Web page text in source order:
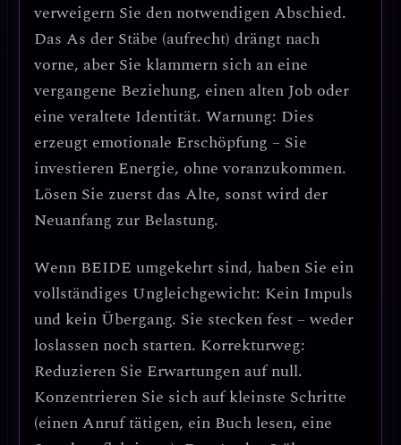
verweigern Sie den notwendigen Abschied.
Das As der Stäbe (aufrecht) drängt nach
vorne, aber Sie klammern sich an eine
vergangene Beziehung, einen alten Job oder
eine veraltete Identität. Warnung: Dies
erzeugt emotionale Erschöpfung – Sie
investieren Energie, ohne voranzukommen.
Lösen Sie zuerst das Alte, sonst wird der
Neuanfang zur Belastung.
Wenn BEIDE umgekehrt sind, haben Sie ein
vollständiges Ungleichgewicht: Kein Impuls
und kein Übergang. Sie stecken fest – weder
loslassen noch starten. Korrekturweg:
Reduzieren Sie Erwartungen auf null.
Konzentrieren Sie sich aufkleinste Schritte
(einen Anruf tätigen, ein Buch lesen, eine